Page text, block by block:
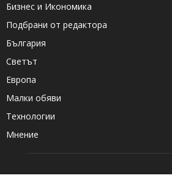
Бизнес и Икономика
Подбрани от редактора
България
Светът
Европа
Малки обяви
Технологии
Мнение